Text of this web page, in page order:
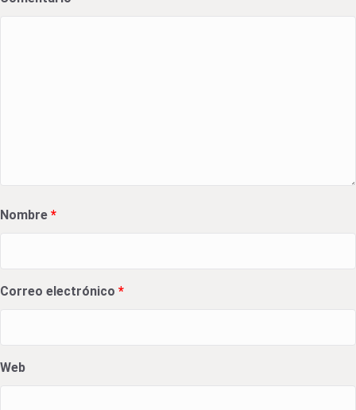
Nombre *
Correo electrónico *
Web